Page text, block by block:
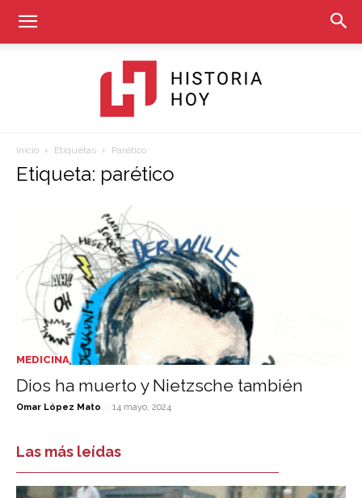
Inicio Etiquetas Parético
Etiqueta: parético
MEDICINA
Dios ha muerto y Nietzsche también
Omar López Mato - 14 mayo, 2024
Las más leídas